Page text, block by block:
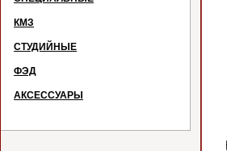
КМЗ
СТУДИЙНЫЕ
ФЭД
АКСЕССУАРЫ